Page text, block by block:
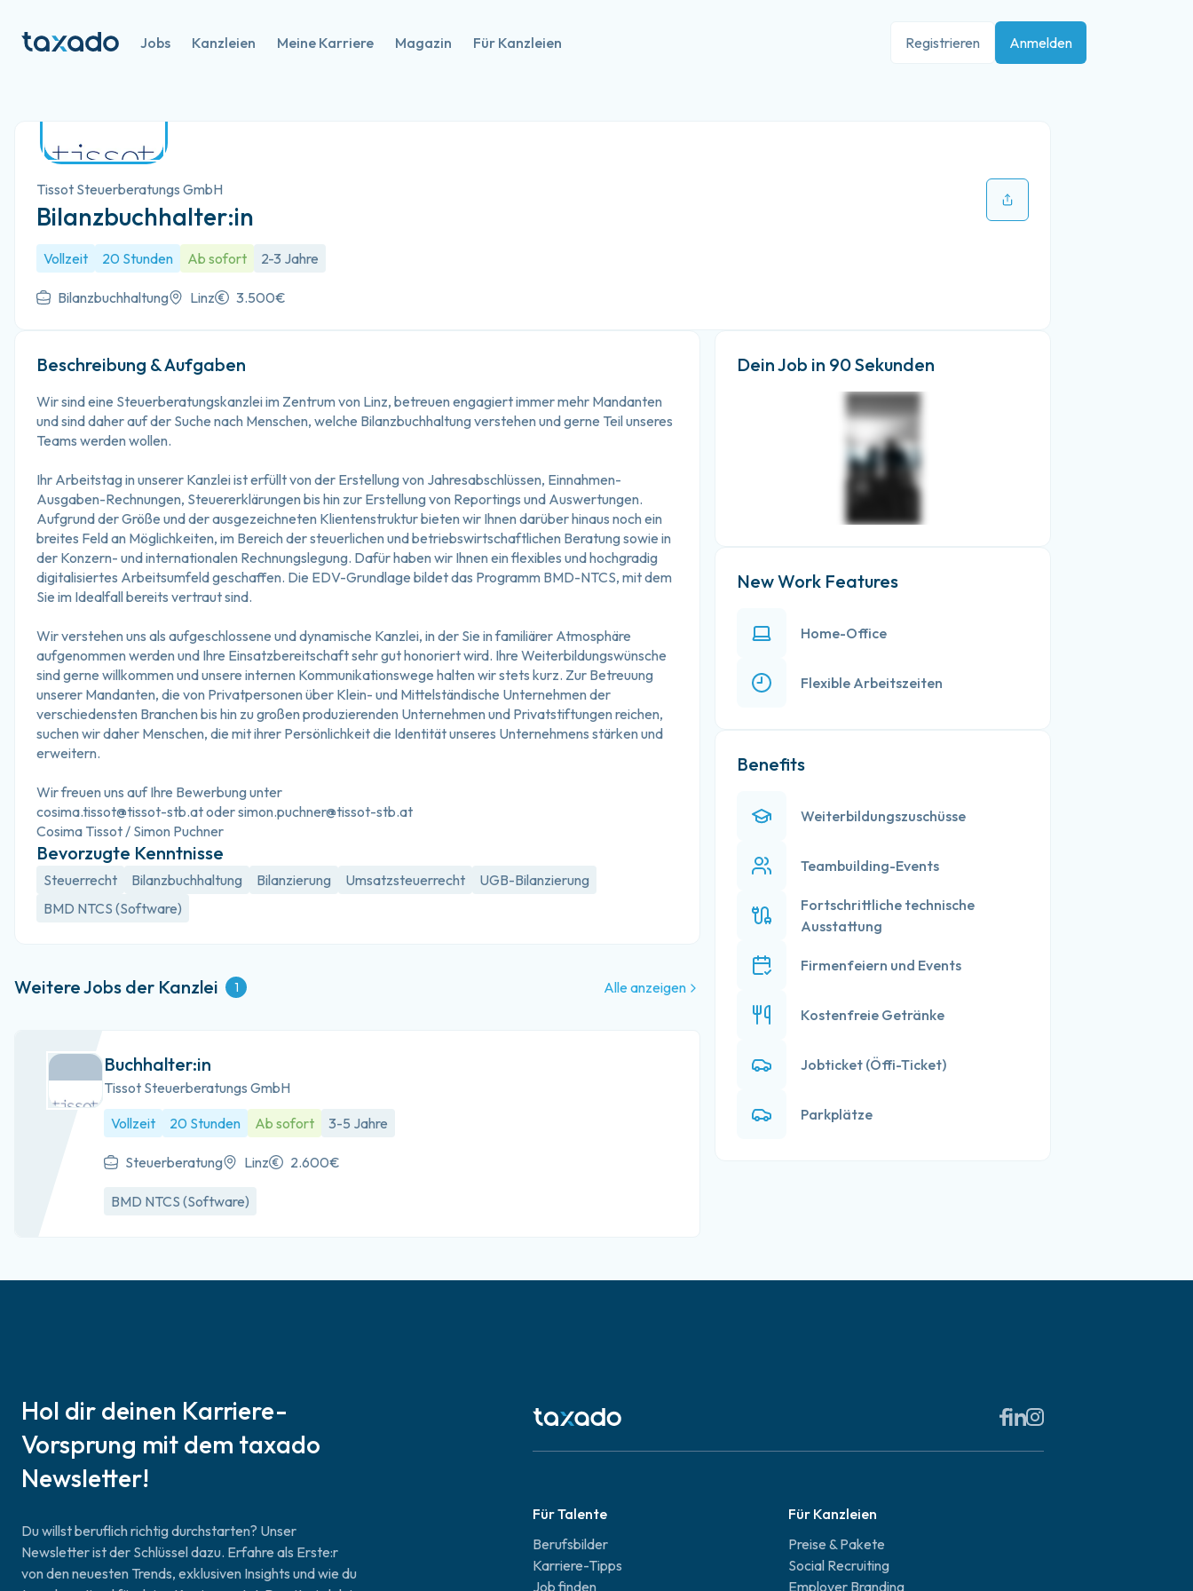
Jobs Kanzleien Meine Karriere Magazin Für Kanzleien Registrieren Anmelden
Tissot Steuerberatungs GmbH
Bilanzbuchhalter:in
Vollzeit 20 Stunden Ab sofort 2-3 Jahre
Bilanzbuchhaltung Linz 3.500€
Beschreibung & Aufgaben
Wir sind eine Steuerberatungskanzlei im Zentrum von Linz, betreuen engagiert immer mehr Mandanten
und sind daher auf der Suche nach Menschen, welche Bilanzbuchhaltung verstehen und gerne Teil unseres
Teams werden wollen.
Ihr Arbeitstag in unserer Kanzlei ist erfüllt von der Erstellung von Jahresabschlüssen, Einnahmen-
Ausgaben-Rechnungen, Steuererklärungen bis hin zur Erstellung von Reportings und Auswertungen.
Aufgrund der Größe und der ausgezeichneten Klientenstruktur bieten wir Ihnen darüber hinaus noch ein
breites Feld an Möglichkeiten, im Bereich der steuerlichen und betriebswirtschaftlichen Beratung sowie in
der Konzern- und internationalen Rechnungslegung. Dafür haben wir Ihnen ein flexibles und hochgradig
digitalisiertes Arbeitsumfeld geschaffen. Die EDV-Grundlage bildet das Programm BMD-NTCS, mit dem
Sie im Idealfall bereits vertraut sind.
Wir verstehen uns als aufgeschlossene und dynamische Kanzlei, in der Sie in familiärer Atmosphäre
aufgenommen werden und Ihre Einsatzbereitschaft sehr gut honoriert wird. Ihre Weiterbildungswünsche
sind gerne willkommen und unsere internen Kommunikationswege halten wir stets kurz. Zur Betreuung
unserer Mandanten, die von Privatpersonen über Klein- und Mittelständische Unternehmen der
verschiedensten Branchen bis hin zu großen produzierenden Unternehmen und Privatstiftungen reichen,
suchen wir daher Menschen, die mit ihrer Persönlichkeit die Identität unseres Unternehmens stärken und
erweitern.
Wir freuen uns auf Ihre Bewerbung unter
cosima.tissot@tissot-stb.at oder simon.puchner@tissot-stb.at
Cosima Tissot / Simon Puchner
Bevorzugte Kenntnisse
Steuerrecht Bilanzbuchhaltung Bilanzierung Umsatzsteuerrecht
UGB-Bilanzierung
BMD NTCS (Software)
Weitere Jobs der Kanzlei 1 Alle anzeigen
Buchhalter:in
Tissot Steuerberatungs GmbH
Vollzeit
20 Stunden Ab sofort 3-5 Jahre
Steuerberatung Linz 2.600€
BMD NTCS (Software)
Dein Job in 90 Sekunden
New Work Features
Home-Office
Flexible Arbeitszeiten
Benefits
Weiterbildungszuschüsse
Teambuilding-Events
Fortschrittliche technische
Ausstattung
Firmenfeiern und Events
Kostenfreie Getränke
Jobticket (Öffi-Ticket)
Parkplätze
Hol dir deinen Karriere-
Vorsprung mit dem taxado
Newsletter!
Du willst beruflich richtig durchstarten? Unser
Newsletter ist der Schlüssel dazu. Erfahre als Erste:r
von den neuesten Trends, exklusiven Insights und wie du
Für Talente
Berufsbilder
Karriere-Tipps
Job finden
Für Kanzleien
Preise & Pakete
Social Recruiting
Employer Branding